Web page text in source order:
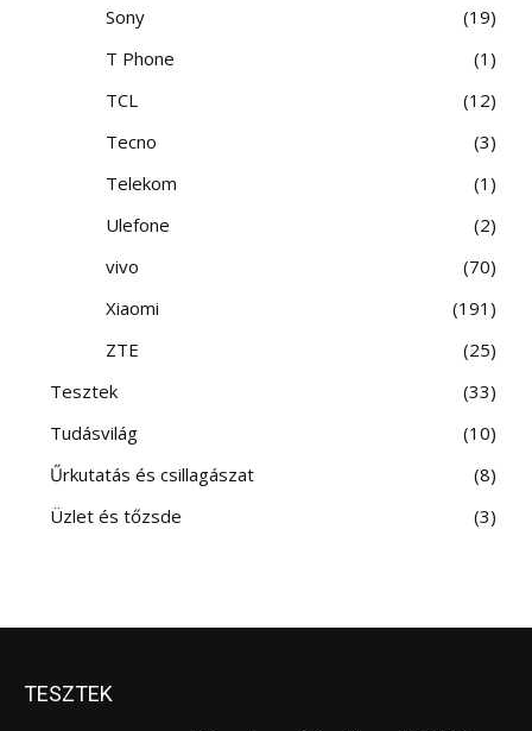
Sony
19
T Phone
1
TCL
12
Tecno
3
Telekom
1
Ulefone
2
vivo
70
Xiaomi
191
ZTE
25
Tesztek
33
Tudásvilág
10
Űrkutatás és csillagászat
8
Üzlet és tőzsde
3
TESZTEK